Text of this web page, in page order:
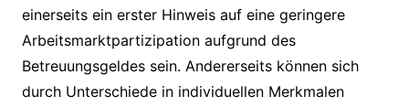
einerseits ein erster Hinweis auf eine geringere
Arbeitsmarktpartizipation aufgrund des
Betreuungsgeldes sein. Andererseits können sich
durch Unterschiede in individuellen Merkmalen